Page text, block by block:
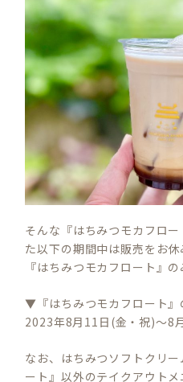
そんな『はちみつモカフロ
た以下の期間中は販売をお休
『はちみつモカフロート』の
▼『はちみつモカフロート』
2023年8月11日(金・祝)～8
なお、はちみつソフトクリ
ート』以外のテイクアウト